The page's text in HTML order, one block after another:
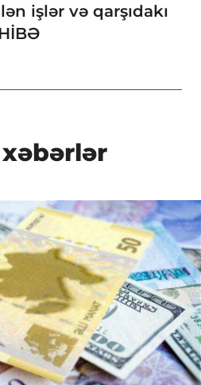
işlər və qarşıdakı